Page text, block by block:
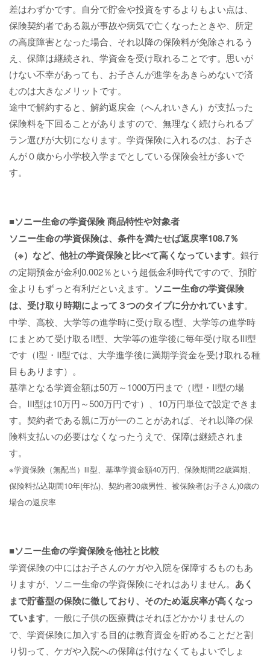
差はわずかです。自分で貯金や投資をするよりもよい点は、
保険契約者である親が事故や病気で亡くなったときや、所定
の高度障害となった場合、それ以降の保険料が免除されるう
え、保障は継続され、学資金を受け取れることです。思いが
けない不幸があっても、お子さんが進学をあきらめないで済
むのは大きなメリットです。
途中で解約すると、解約返戻金（へんれいきん）が支払った
保険料を下回ることがありますので、無理なく続けられるプ
ラン選びが大切になります。学資保険に入れるのは、お子さ
んが０歳から小学校入学までとしている保険会社が多いで
す。
■ソニー生命の学資保険 商品特性や対象者
ソニー生命の学資保険は、条件を満たせば返戻率108.7％
（※）など、他社の学資保険と比べて高くなっています。銀行
の定期預金が金利0.002％という超低金利時代ですので、預貯
金よりもずっと有利だといえます。 ソニー生命の学資保険
は、受け取り時期によって３つのタイプに分かれています。
中学、高校、大学等の進学時に受け取るⅠ型、大学等の進学時
にまとめて受け取るⅡ型、大学等の進学後に毎年受け取るⅢ型
です（Ⅰ型・Ⅱ型では、大学進学後に満期学資金を受け取れる種
目もあります）。
基準となる学資金額は50万～1000万円まで（Ⅰ型・Ⅱ型の場
合。Ⅲ型は10万円～500万円です）、10万円単位で設定できま
す。契約者である親に万が一のことがあれば、それ以降の保
険料支払いの必要はなくなったうえで、保障は継続されま
す。
※学資保険（無配当）Ⅲ型、基準学資金額40万円、保険期間22歳満期、
保険料払込期間10年(年払)、契約者30歳男性、被保険者(お子さん)0歳の
場合の返戻率
■ソニー生命の学資保険を他社と比較
学資保険の中にはお子さんのケガや入院を保障するものもあ
りますが、ソニー生命の学資保険にそれはありません。 あく
まで貯蓄型の保険に徹しており、そのため返戻率が高くなっ
ています。一般に子供の医療費はそれほどかかりませんの
で、学資保険に加入する目的は教育資金を貯めることだと割
り切って、ケガや入院への保障は付けなくてもよいでしょ